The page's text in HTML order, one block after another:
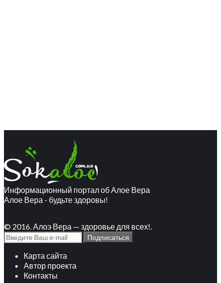
Информационный портал об Алое Вера
Алое Вера - будьте здоровы!
© 2016. Алоэ Вера — здоровье для всех!.
Карта сайта
Автор проекта
Контакты